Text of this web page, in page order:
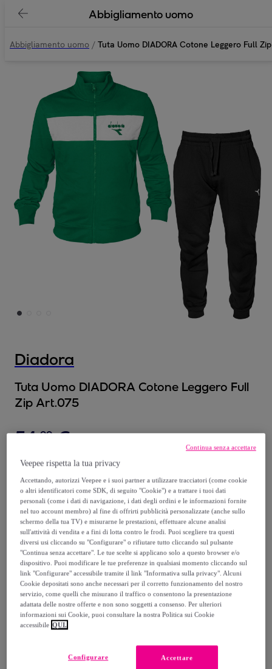
Abbigliamento uomo
Abbigliamento uomo / Tuta Uomo DIADORA Cotone Leggero Full
Diadora
Tuta Uomo DIADORA Cotone Leggero Full
Zip Art.075
54,99 €
94,99 €
-42%
Green Jacket Classic Navy Black Red Salsa
Venduto daiMe_Company
Veepee rispetta la tua privacy
Accettando, autorizzi Veepee e i suoi partner a utilizzare tracciatori (come cookie
o altri identificatori come SDK, di seguito "Cookie") e a trattare i tuoi dati
personali (come i dati di navigazione, i dati degli ordini e le informazioni fornite
nel tuo account membro) al fine di offrirti pubblicità personalizzate (anche sullo
schermo della tua TV) e misurarne le prestazioni, effettuare alcune analisi
sull'attività di vendita e a fini di lotta contro le frodi. Puoi scegliere tra questi
diversi usi cliccando su "Configurare" o rifiutare tutto cliccando sul pulsante
"Continua senza accettare". Le tue scelte si applicano solo a questo browser e/o
dispositivo. Puoi modificare le tue preferenze in qualsiasi momento cliccando sul
link "Configurare" accessibile tramite il link "Informativa sulla privacy". Alcuni
Cookie depositati sono anche necessari per il corretto funzionamento del nostro
servizio, come quelli che misurano il traffico o consentono la presentazione
adattata delle nostre offerte e non sono soggetti a consenso. Per ulteriori
informazioni sui Cookie, puoi consultare la nostra Politica sui Cookie
accessibile QUI.
Accettare
Configurare
Continua senza accettare